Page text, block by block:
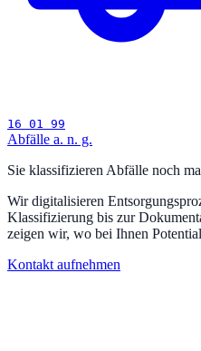
16 01 99
Abfälle a. n. g.
Sie klassifizieren Abfälle noch
Wir digitalisieren
Klassifizierung bis zur
zeigen wir, wo bei Ihnen
Kontakt aufnehmen